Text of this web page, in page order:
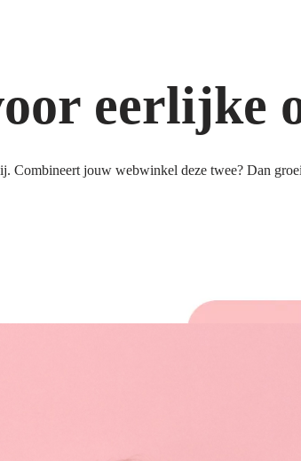
eerlijke
Combineert jouw webwinkel deze twee? Dan